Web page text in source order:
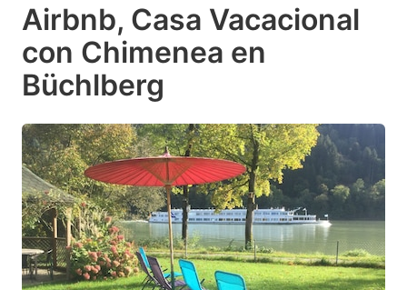
Airbnb, Casa Vacacional
con Chimenea en
Büchlberg